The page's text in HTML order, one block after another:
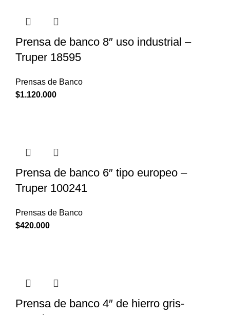
Prensa de banco 8″ uso industrial –
Truper 18595
Prensas de Banco
$1.120.000
Prensa de banco 6″ tipo europeo –
Truper 100241
Prensas de Banco
$420.000
Prensa de banco 4″ de hierro gris-